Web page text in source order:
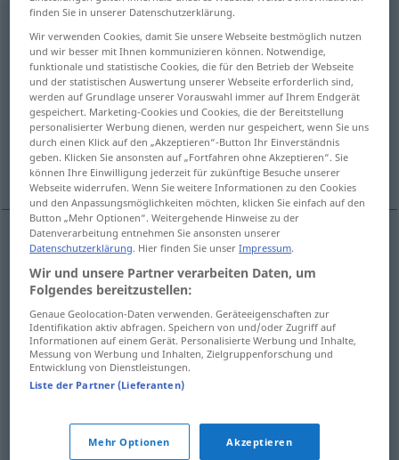
Übersicht aller Übersetzungen
(Für mehr Details die Übersetzung anklicken/antippen)
Magazin Ladegerät, Akku, Ladekabel
Verlader
Magazinn cargador
Ladegerätn cargador ELEC
Akkum cargador FAM
finden Sie in unserer Datenschutzerklärung.
Wir verwenden Cookies, damit Sie unsere Webseite bestmöglich nutzen
und wir besser mit Ihnen kommunizieren können. Notwendige,
funktionale und statistische Cookies, die für den Betrieb der Webseite
und der statistischen Auswertung unserer Webseite erforderlich sind,
werden auf Grundlage unserer Vorauswahl immer auf Ihrem Endgerät
gespeichert. Marketing-Cookies und Cookies, die der Bereitstellung
personalisierter Werbung dienen, werden nur gespeichert, wenn Sie uns
durch einen Klick auf den „Akzeptieren“-Button Ihr Einverständnis
geben. Klicken Sie ansonsten auf „Fortfahren ohne Akzeptieren“. Sie
können Ihre Einwilligung jederzeit für zukünftige Besuche unserer
Webseite widerrufen. Wenn Sie weitere Informationen zu den Cookies
und den Anpassungsmöglichkeiten möchten, klicken Sie einfach auf den
Button „Mehr Optionen“. Weitergehende Hinweise zu der
Datenverarbeitung entnehmen Sie ansonsten unserer
Datenschutzerklärung. Hier finden Sie unserImpressum.
Wir und unsere Partner verarbeiten Daten, um
Folgendes bereitzustellen:
Genaue Geolocation-Daten verwenden. Geräteeigenschaften zur
Identifikation aktiv abfragen. Speichern von und/oder Zugriff auf
Informationen auf einem Gerät. Personalisierte Werbung und Inhalte,
Messung von Werbung und Inhalten, Zielgruppenforschung und
Entwicklung von Dienstleistungen.
Liste der Partner (Lieferanten)
Mehr Optionen Akzeptieren